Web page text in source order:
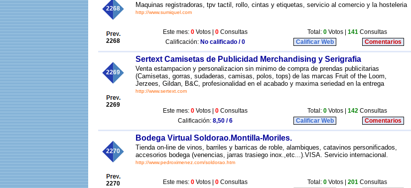
2268
2268
Maquinas registradoras, tpv tactil, rollo, cintas y etiquetas, servicio al comercio y la hosteleria
http://www.sumiquel.com
Este mes: 0 Votos | 0 Consultas Total: 0 Votos | 141 Consultas
Calificación: No calificado / 0 Calificar Web Comentarios
2269
2269
Sertext Camisetas de Publicidad Merchandising y Serigrafia
Venta estampacion y personalizacion sin minimo de compra de prendas publicitarias
(Camisetas, gorras, sudaderas, camisas, polos, tops) de las marcas Fruit of the Loom,
Jerzees, Gildan, B&C, profesionalidad en el acabado y maxima seriedad en la entrega
http://www.sertext.com
Este mes: 0 Votos | 0 Consultas Total: 0 Votos | 142 Consultas
Calificación: 8,50 / 6 Calificar Web Comentarios
2270
2270
Bodega Virtual Soldorao.Montilla-Moriles.
Tienda on-line de vinos, barriles y barricas de roble, alambiques, catavinos personificados,
accesorios bodega (venencias, jarras trasiego inox.,etc...).VISA. Servicio internacional.
http://www.pedroximenez.com/soldorao.htm
Este mes: 0 Votos | 0 Consultas Total: 0 Votos | 201 Consultas